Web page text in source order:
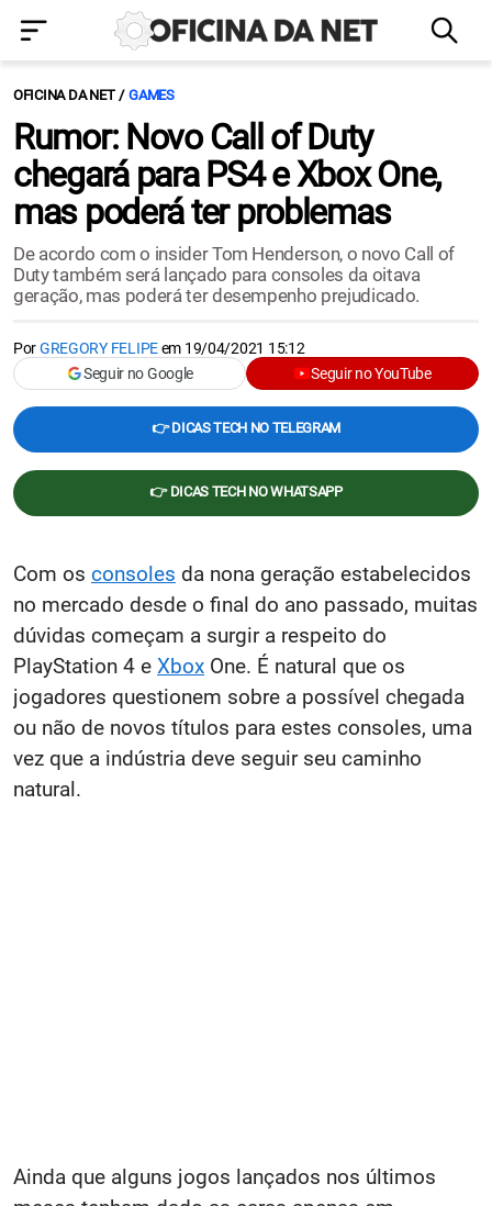
OFICINA DA NET GAMES
Rumor: Novo Call of Duty
chegará para PS4 e Xbox One,
mas poderá ter problemas
De acordo com o insider Tom Henderson, o novo Call of
Duty também será lançado para consoles da oitava
geração, mas poderá ter desempenho prejudicado.
PorGREGORY FELIPEem 19/04/2021 15:12
Seguir no Google
Seguir no YouTube
👉 DICAS TECH NO TELEGRAM
👉 DICAS TECH NO WHATSAPP
Com os consoles da nona geração estabelecidos
no mercado desde o final do ano passado, muitas
dúvidas começam a surgir a respeito do
PlayStation 4 e Xbox One. É natural que os
jogadores questionem sobre a possível chegada
ou não de novos títulos para estes consoles, uma
vez que a indústria deve seguir seu caminho
natural.
Ainda que alguns jogos lançados nos últimos